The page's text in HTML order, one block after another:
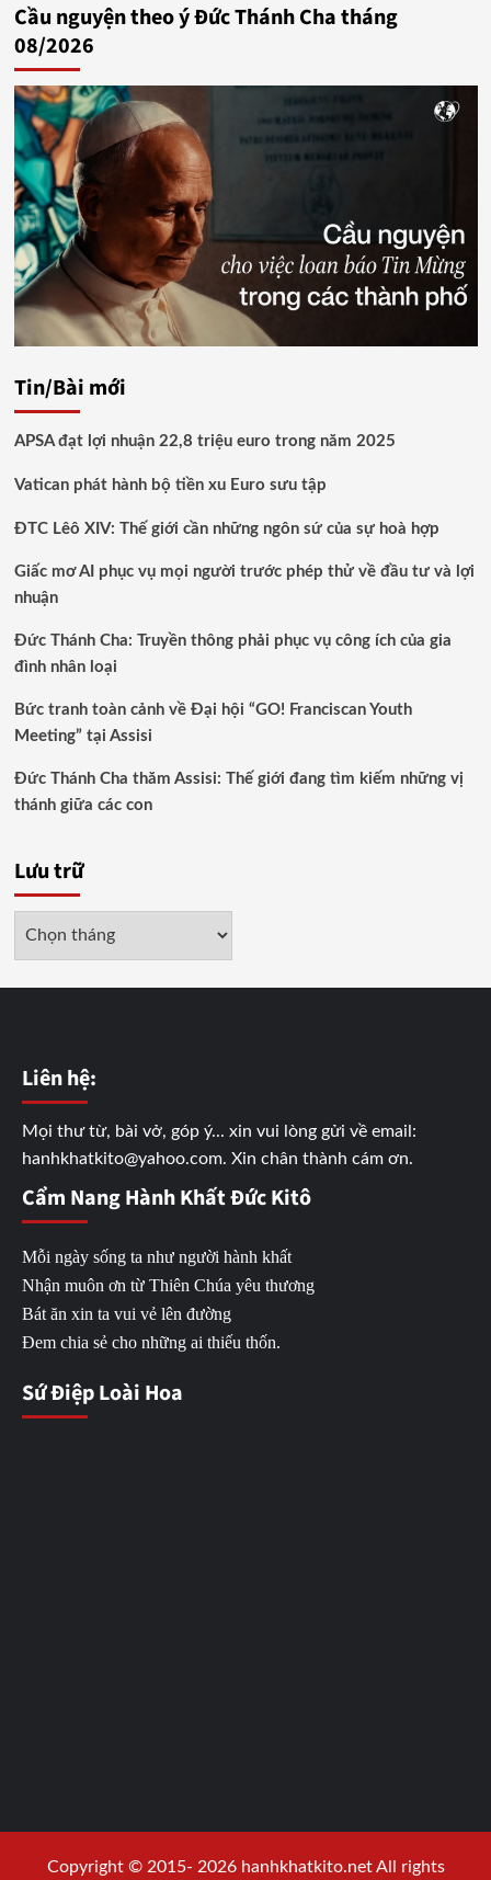
Cầu nguyện theo ý Đức Thánh Cha tháng
08/2026
Tin/Bài mới
APSA đạt lợi nhuận 22,8 triệu euro trong năm 2025
Vatican phát hành bộ tiền xu Euro sưu tập
ĐTC Lêô XIV: Thế giới cần những ngôn sứ của sự hoà hợp
Giấc mơ AI phục vụ mọi người trước phép thử về đầu tư và lợi
nhuận
Đức Thánh Cha: Truyền thông phải phục vụ công ích của gia
đình nhân loại
Bức tranh toàn cảnh về Đại hội “GO! Franciscan Youth
Meeting” tại Assisi
Đức Thánh Cha thăm Assisi: Thế giới đang tìm kiếm những vị
thánh giữa các con
Lưu trữ
Liên hệ:
Mọi thư từ, bài vở, góp ý... xin vui lòng gửi về email:
hanhkhatkito@yahoo.com. Xin chân thành cám ơn.
Cẩm Nang Hành Khất Đức Kitô
Mỗi ngày sống ta như người hành khất
Nhận muôn ơn từ Thiên Chúa yêu thương
Bát ăn xin ta vui vẻ lên đường
Đem chia sẻ cho những ai thiếu thốn.
Sứ Điệp Loài Hoa
Copyright © 2015- 2026 hanhkhatkito.net All rights